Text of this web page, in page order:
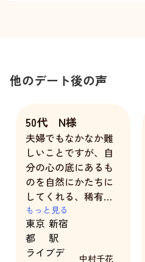
他のデート後の声
50代 N様
夫婦でもなかなか難
しいことですが、自
分の心の底にあるも
のを自然にかたちに
してくれる、稀有な
女性としての魅力を
千花さんに感じまし
た。いつもぴったり
と思ったところに返
もっと見る
東京
都
新宿
駅
ライブデ
中村千花